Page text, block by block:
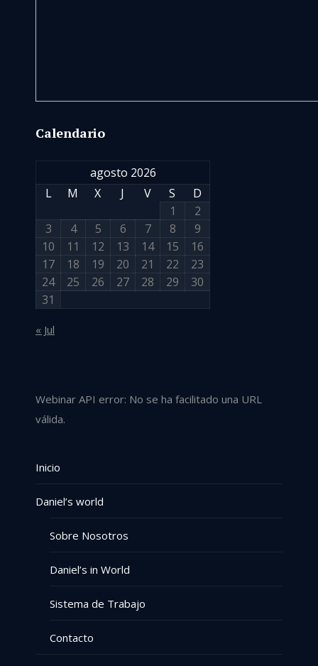
Calendario
agosto 2026
L
M X J V S
D
1
2
3
4 5 6 7 8
9
10
11 12 13 14 15
16
17
18 19 20 21 22
23
24
25 26 27 28 29
30
31
« Jul
Webinar API error: No se ha facilitado una URL
válida.
Inicio
Daniel’s world
Sobre Nosotros
Daniel’s in World
Sistema de Trabajo
Contacto